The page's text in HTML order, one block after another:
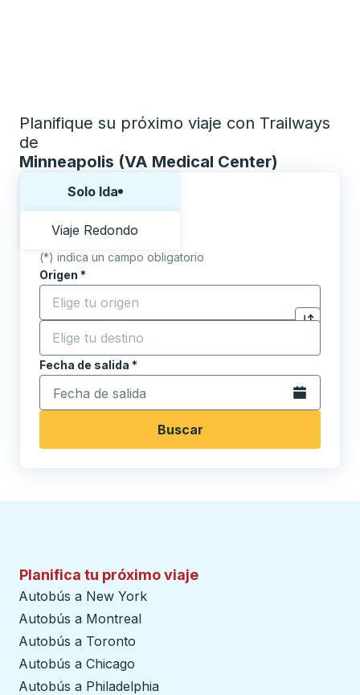
Planifique su próximo viaje con Trailways
de
Minneapolis (VA Medical Center)
Solo Ida
Viaje Redondo
(*) indica un campo obligatorio
Origen *
Comience a escribir la ciudad de origen para abrir
Haga clic
Destino *
Comience a escribir la ciudad de destino para abrir
Fecha de salida *
Escriba la fecha en formato de fecha Barra diagonal
Abra el
Buscar
Planifica tu próximo viaje
Autobús a New York
Autobús a Montreal
Autobús a Toronto
Autobús a Chicago
Autobús a Philadelphia